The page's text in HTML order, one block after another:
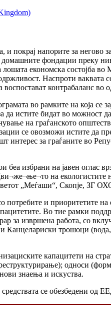
покрај напорите за негово
фондации преку
економска состојба во
Наспроти ваквата
контрабаланс во
во рамките на која се
да истите бидат во можност
на граѓанското
се овозможи истите да
за граѓаните во
избрани на јавен оглас
на
„Меѓаши“, Скопје, ЗГ
и приоритетите
Во тие рамки
за извршена работа, со
трошоци
капацитети на
односи
знаења и искуства.
се обезбедени од